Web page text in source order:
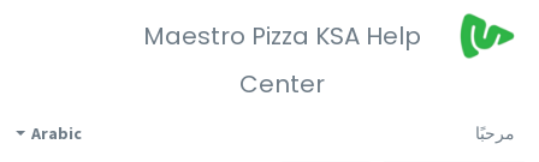
Maestro Pizza KSA Help
Center
Arabic مرحبًا